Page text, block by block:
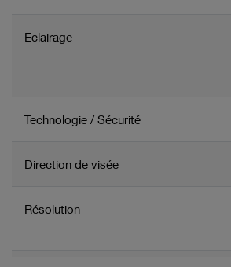
Eclairage
Technologie / Sécurité
Direction de visée
Résolution